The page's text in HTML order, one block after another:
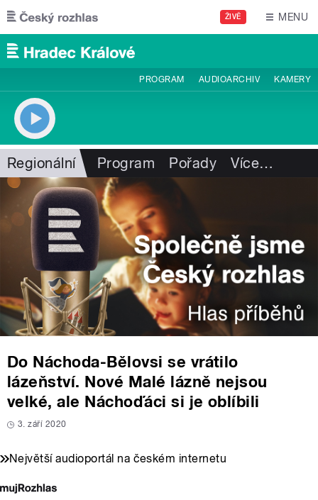
Přejít k hlavnímu obsahu
ŽIVĚ MENU
PROGRAM AUDIOARCHIV KAMERY
Regionální Program Pořady Více…
Do Náchoda-Bělovsi se vrátilo
lázeňství. Nové Malé lázně nejsou
velké, ale Náchoďáci si je oblíbili
3. září 2020
Největší audioportál na českém internetu